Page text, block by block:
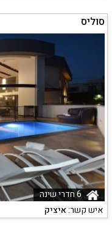
סוליס
6 חדרי שינה
איש קשר:איציק